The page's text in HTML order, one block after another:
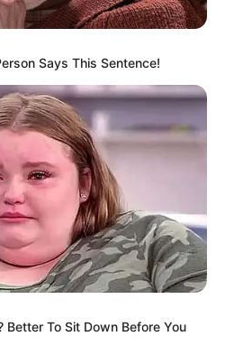
галстук?
Bespoke atelier
klakson
| Аккумы Инфо
когда сажать и как,
Life